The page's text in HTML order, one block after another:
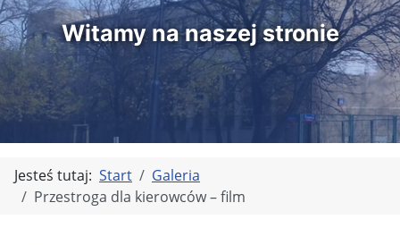
Witamy na naszej stronie
Jesteś tutaj: Start
Galeria
Przestroga dla kierowców – film